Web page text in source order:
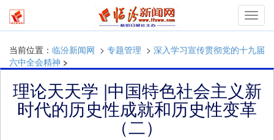
当前位置： 临汾新闻网 > 专题管理 > 深入学习宣传贯彻党的十九届
六中全会精神 >
理论天天学 |中国特色社会主义新
时代的历史性成就和历史性变革
（二）